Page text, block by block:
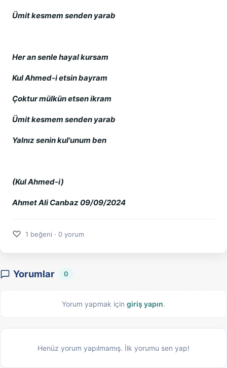
Ümit kesmem senden yarab
Her an senle hayal kursam
Kul Ahmed-i etsin bayram
Çoktur mülkün etsen ikram
Ümit kesmem senden yarab
Yalnız senin kul'unum ben
(Kul Ahmed-i)
Ahmet Ali Canbaz 09/09/2024
♡ 1 beğeni · 0 yorum
Yorumlar 0
Yorum yapmak için giriş yapın.
Henüz yorum yapılmamış. İlk yorumu sen yap!